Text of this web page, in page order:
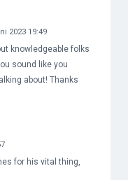
2023 19:49
knowledgeable folks
sound like you
about! Thanks
for his vital thing,